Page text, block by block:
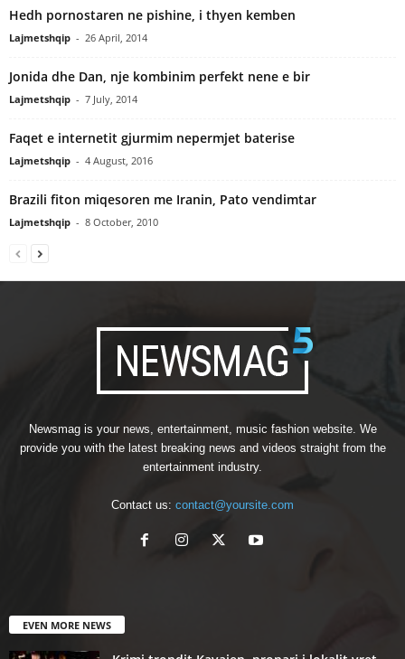
Hedh pornostaren ne pishine, i thyen kemben
Lajmetshqip - 26 April, 2014
Jonida dhe Dan, nje kombinim perfekt nene e bir
Lajmetshqip - 7 July, 2014
Faqet e internetit gjurmim nepermjet baterise
Lajmetshqip - 4 August, 2016
Brazili fiton miqesoren me Iranin, Pato vendimtar
Lajmetshqip - 8 October, 2010
Newsmag is your news, entertainment, music fashion website. We
provide you with the latest breaking news and videos straight from the
entertainment industry.
Contact us: contact@yoursite.com
EVEN MORE NEWS